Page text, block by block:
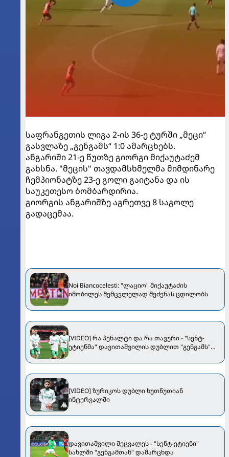
საფრანგეთის ლიგა 2-ის 36-ე ტურში „მეცი“
გასვლაზე „გენგამს“ 1:0 ამარცხებს.
ანგარიში 21-ე წუთზე გიორგი მიქაუტაძემ
გახსნა. "მეცის" თავდამსხმელმა მიმდინარე
ჩემპიონატზე 23-ე გოლი გაიტანა და ის
საუკეთესო ბომბარდირია.
გიორგის ანგარიშზე აგრეთვე 8 საგოლე
გადაცემაა.
Noi Biancocelesti: "ლაციო" მიქაუტაძის
იმობილეს შემცვლელად შეძენას ცდილობს
[VIDEO] რა პენალტი და რა თავური - "სენტ-
ეტიენმა" დავითაშვილის დუბლით "გენგამს"
[VIDEO] ზურიკოს დუბლი ხუთწუთიან
ინტერვალში
დავითაშვილი შეცვალეს - "სენტ-ეტიენი"
სახლში "გენგამთან" დამარცხდა